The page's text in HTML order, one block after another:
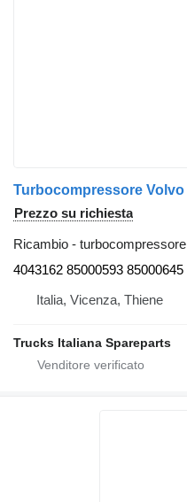
Prezzo su richiesta
Ricambio - turbocompressore
4043162 85000593 85000645
Italia, Vicenza, Thiene
Trucks Italiana Spareparts